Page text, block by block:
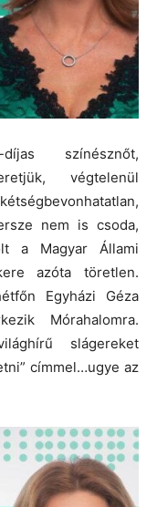
színésznőt,
végtelenül
nem is csoda,
a Magyar Állami
azóta töretlen.
Egyházi Géza
Mórahalomra.
slágereket
címmel…ugye az